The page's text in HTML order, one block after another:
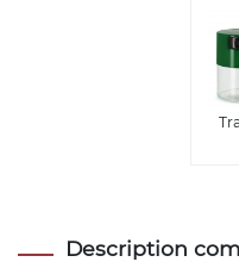
Description